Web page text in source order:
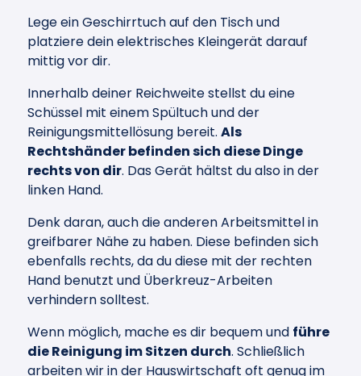
Lege ein Geschirrtuch auf den Tisch und
platziere dein elektrisches Kleingerät darauf
mittig vor dir.
Innerhalb deiner Reichweite stellst du eine
Schüssel mit einem Spültuch und der
Reinigungsmittellösung bereit. Als
Rechtshänder befinden sich diese Dinge
rechts von dir. Das Gerät hältst du also in der
linken Hand.
Denk daran, auch die anderen Arbeitsmittel in
greifbarer Nähe zu haben. Diese befinden sich
ebenfalls rechts, da du diese mit der rechten
Hand benutzt und Überkreuz-Arbeiten
verhindern solltest.
Wenn möglich, mache es dir bequem und führe
die Reinigung im Sitzen durch. Schließlich
arbeiten wir in der Hauswirtschaft oft genug im